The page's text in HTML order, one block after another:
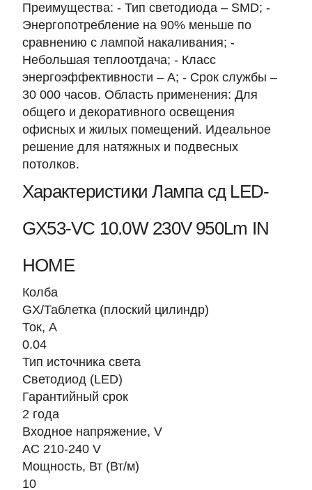
Преимущества: - Тип светодиода – SMD; -
Энергопотребление на 90% меньше по
сравнению с лампой накаливания; -
Небольшая теплоотдача; - Класс
энергоэффективности – А; - Срок службы –
30 000 часов. Область применения: Для
общего и декоративного освещения
офисных и жилых помещений. Идеальное
решение для натяжных и подвесных
потолков.
Характеристики Лампа сд LED-
GX53-VC 10.0W 230V 950Lm IN
HOME
Колба
GX/Таблетка (плоский цилиндр)
Ток, A
0.04
Тип источника света
Светодиод (LED)
Гарантийный срок
2 года
Входное напряжение, V
AC 210-240 V
Мощность, Вт (Вт/м)
10